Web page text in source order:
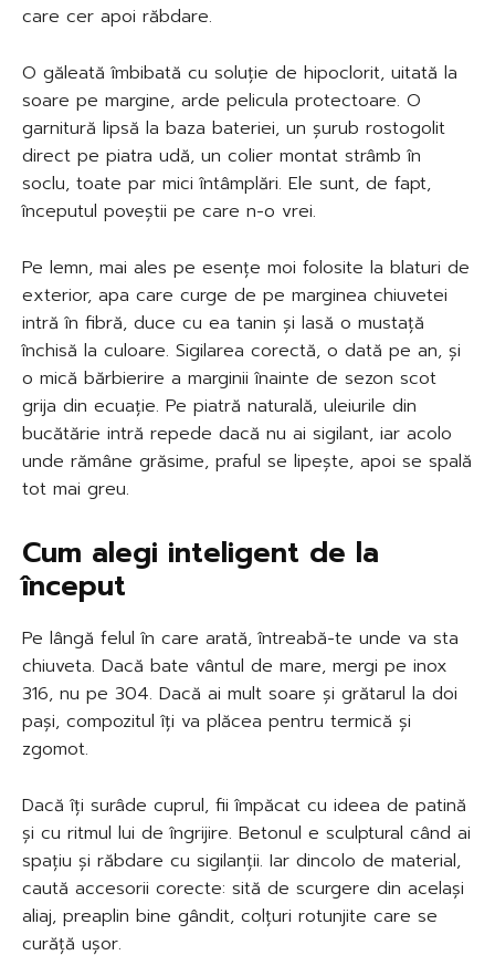
care cer apoi răbdare.
O găleată îmbibată cu soluție de hipoclorit, uitată la
soare pe margine, arde pelicula protectoare. O
garnitură lipsă la baza bateriei, un șurub rostogolit
direct pe piatra udă, un colier montat strâmb în
soclu, toate par mici întâmplări. Ele sunt, de fapt,
începutul poveștii pe care n-o vrei.
Pe lemn, mai ales pe esențe moi folosite la blaturi de
exterior, apa care curge de pe marginea chiuvetei
intră în fibră, duce cu ea tanin și lasă o mustață
închisă la culoare. Sigilarea corectă, o dată pe an, și
o mică bărbierire a marginii înainte de sezon scot
grija din ecuație. Pe piatră naturală, uleiurile din
bucătărie intră repede dacă nu ai sigilant, iar acolo
unde rămâne grăsime, praful se lipește, apoi se spală
tot mai greu.
Cum alegi inteligent de la
început
Pe lângă felul în care arată, întreabă-te unde va sta
chiuveta. Dacă bate vântul de mare, mergi pe inox
316, nu pe 304. Dacă ai mult soare și grătarul la doi
pași, compozitul îți va plăcea pentru termică și
zgomot.
Dacă îți surâde cuprul, fii împăcat cu ideea de patină
și cu ritmul lui de îngrijire. Betonul e sculptural când ai
spațiu și răbdare cu sigilanții. Iar dincolo de material,
caută accesorii corecte: sită de scurgere din același
aliaj, preaplin bine gândit, colțuri rotunjite care se
curăță ușor.